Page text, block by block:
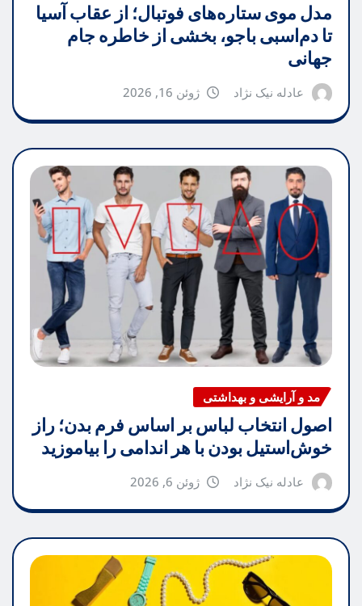
مدل موی ستاره‌های فوتبال؛ از عقاب آسیا
تا دم‌اسبی باجو، بخشی از خاطره جام
جهانی
عادله نیک نژاد ژوئن 16, 2026
مد و آرایشی و بهداشتی
اصول انتخاب لباس بر اساس فرم بدن؛ راز
خوش‌استیل بودن با هر اندامی را بیاموزید
عادله نیک نژاد ژوئن 6, 2026